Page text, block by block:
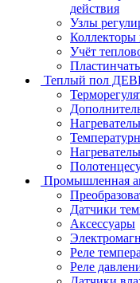
действия
Узлы
Коллекторы
Учёт
Теплый пол
Промышленная
Датчики
Аксессуары
Реле
Реле